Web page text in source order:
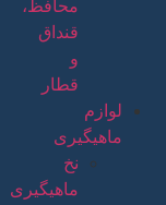
محافظ،
قنداق
و
قطار
لوازم
ماهیگیری
نخ
ماهیگیری